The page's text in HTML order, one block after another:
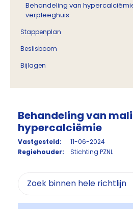
Behandeling van
verpleeghuis
Stappenplan
Beslisboom
Bijlagen
Behandeling van
hypercalciëmie
Vastgesteld:
11-06-2024
Regiehouder:
Stichting PZNL